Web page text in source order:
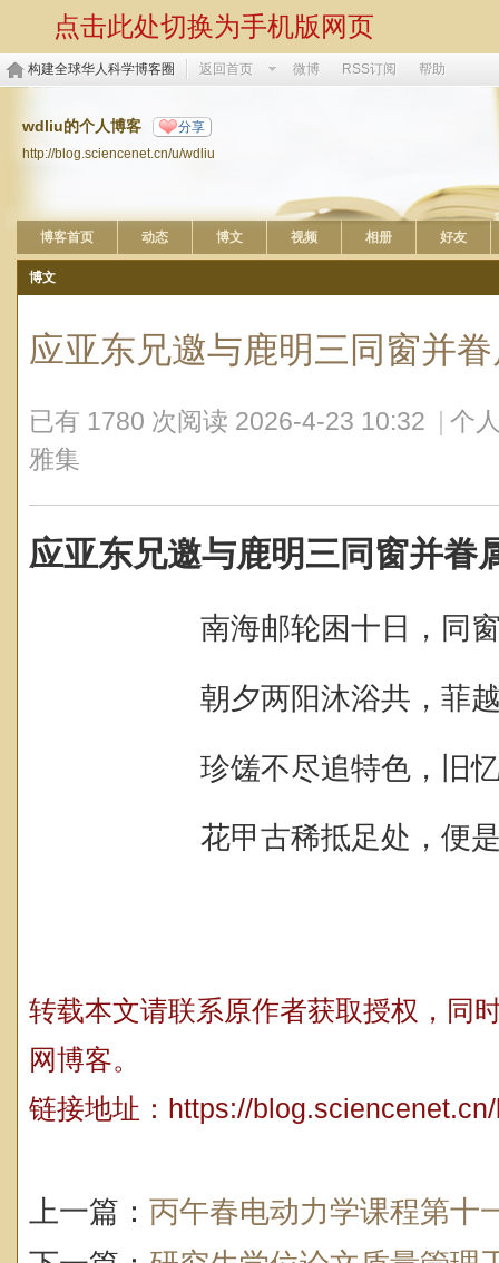
点击此处切换为手机版网页
构建全球华人科学博客圈 返回首页 微博 RSS订阅 帮助
wdliu的个人博客 分享
http://blog.sciencenet.cn/u/wdliu
博客首页 动态 博文 视频 相册 好友
博文
应亚东兄邀与鹿明三同窗并
已有 1780 次阅读 2026-4-23 10:32
个
雅集
应亚东兄邀与鹿明三同窗并眷
南海邮轮困十日， 同
朝夕两阳沐浴共， 菲
珍馐不尽追特色， 旧
花甲古稀抵足处， 便
转载本文请联系原作者获取授权，同
网博客。
链接地址： https://
上一篇： 丙午春电动力学课程第十